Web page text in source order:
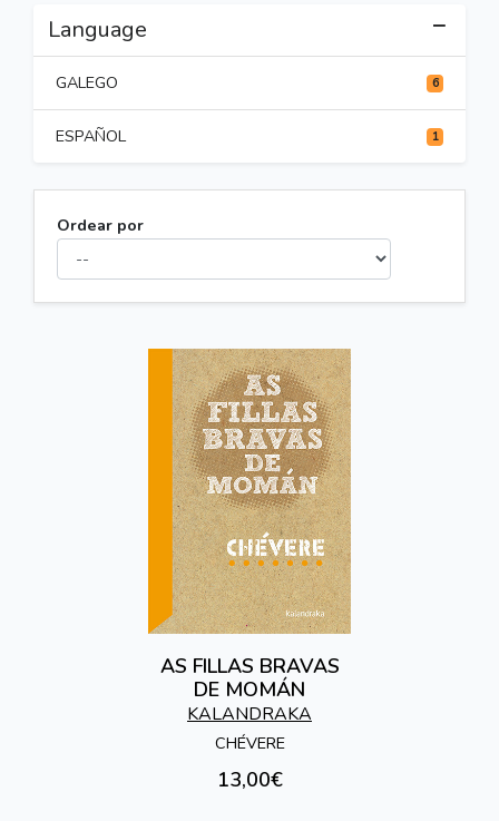
Language
GALEGO 6
ESPAÑOL 1
Ordear por
AS FILLAS BRAVAS
DE MOMÁN
KALANDRAKA
CHÉVERE
13,00€